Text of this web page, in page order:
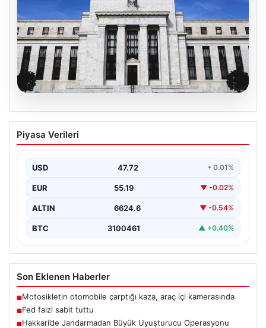
Fed faizi sabit tuttu
Piyasa Verileri
USD 47.72 • 0.01%
EUR 55.19 ▼ -0.02%
ALTIN 6624.6 ▼ -0.54%
BTC 3100461 ▲ +0.40%
Son Eklenen Haberler
■Motosikletin otomobile çarptığı kaza, araç içi kamerasında
■Fed faizi sabit tuttu
■Hakkari’de Jandarmadan Büyük Uyuşturucu Operasyonu